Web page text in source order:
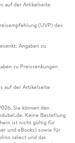
auf der Artikelseite
(UVP) des
Angaben zu
zu Preissenkungen
auf der Artikelseite
Sie können den
Keine Bestellung
ist nicht gültig für
und eBooks) sowie für
select und das